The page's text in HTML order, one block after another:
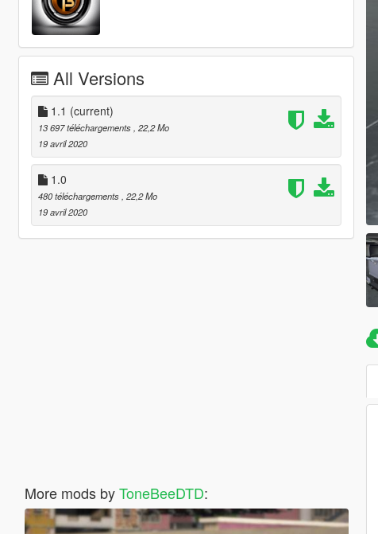
All Versions
1.1 (current)
13 697 téléchargements , 22,2 Mo
19 avril 2020
1.0
480 téléchargements , 22,2 Mo
19 avril 2020
More mods byToneBeeDTD: